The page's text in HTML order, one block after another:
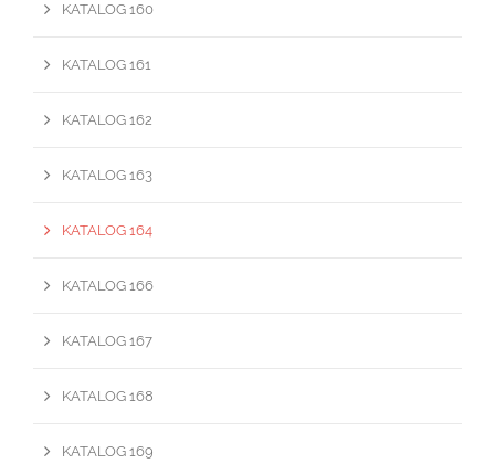
KATALOG 160
KATALOG 161
KATALOG 162
KATALOG 163
KATALOG 164
KATALOG 166
KATALOG 167
KATALOG 168
KATALOG 169